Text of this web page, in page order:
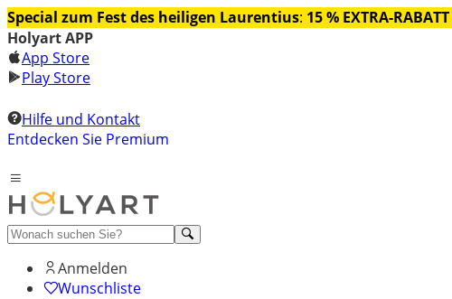
Special zum Fest des heiligen Laurentius: 15 % EXTRA-RABATT
Holyart APP
App Store
Play Store
Hilfe und Kontakt
Entdecken Sie Premium
Anmelden
Wunschliste